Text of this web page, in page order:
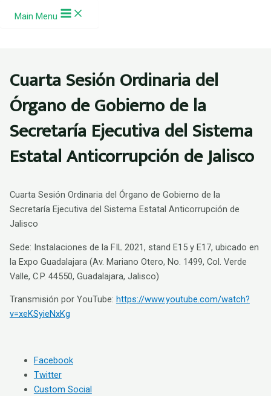
Ir al contenido
Main Menu
Cuarta Sesión Ordinaria del
Órgano de Gobierno de la
Secretaría Ejecutiva del Sistema
Estatal Anticorrupción de Jalisco
Cuarta Sesión Ordinaria del Órgano de Gobierno de la
Secretaría Ejecutiva del Sistema Estatal Anticorrupción de
Jalisco
Sede: Instalaciones de la FIL 2021, stand E15 y E17, ubicado en
la Expo Guadalajara (Av. Mariano Otero, No. 1499, Col. Verde
Valle, C.P. 44550, Guadalajara, Jalisco)
Transmisión por YouTube: https://www.youtube.com/watch?
v=xeKSyieNxKg
Facebook
Twitter
Custom Social